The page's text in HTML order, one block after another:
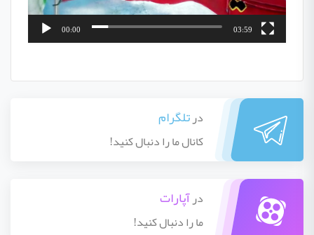
00:00 03:59
درتلگرام
کانال ما را دنبال کنید!
درآپارات
ما را دنبال کنید!